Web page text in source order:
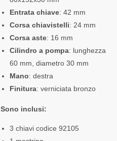
Entrata chiave: 42 mm
Corsa chiavistelli: 24 mm
Corsa aste: 16 mm
Cilindro a pompa: lunghezza
60 mm, diametro 30 mm
Mano: destra
Finitura: verniciata bronzo
Sono inclusi:
3 chiavi codice 92105